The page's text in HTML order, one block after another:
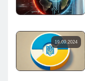
19.09.2024